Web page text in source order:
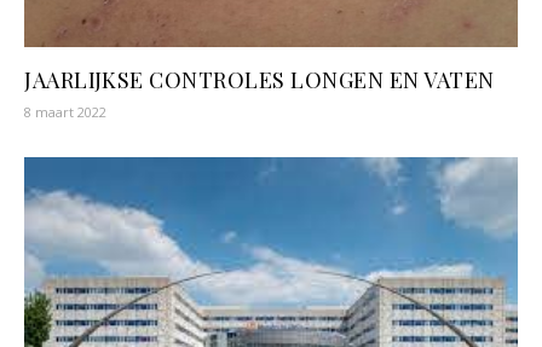
JAARLIJKSE CONTROLES LONGEN EN VATEN
8 maart 2022